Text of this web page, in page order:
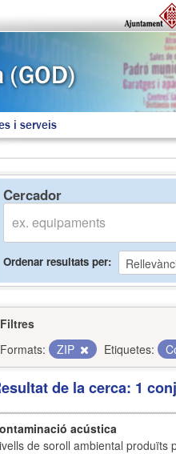
i serveis
Cercador
Ordenar resultats per
Filtres
Formats:
ZIP Etiquetes:
de la cerca: 1
acústica
de soroll ambiental produïts